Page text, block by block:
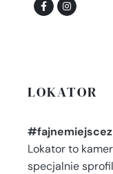
LOKATOR
Lokator to
specjalnie